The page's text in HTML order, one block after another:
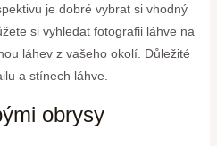
je dobré vybrat si vhodný
si vyhledat fotografii láhve na
láhev z vašeho okolí. Důležité
a stínech láhve.
obrysy